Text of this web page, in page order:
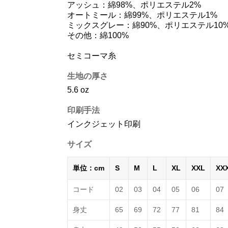
アッシュ：綿98%、ポリエステル2%
オートミール：綿99%、ポリエステル1%
ミックスグレー：綿90%、ポリエステル
その他：綿100%
セミコーマ糸
生地の厚さ
5.6 oz
印刷手法
インクジェット印刷
サイズ
単位：cm S M L XL XXL
コード 02 03 04 05 06 07
身丈 65 69 72 77 81 84